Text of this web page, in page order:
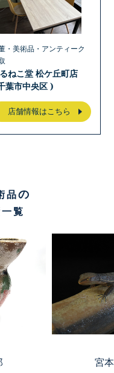
・美術品・アンティーク
ねこ堂 松ケ丘町店
葉市中央区 )
店舗情報はこちら
品の
覧
宮